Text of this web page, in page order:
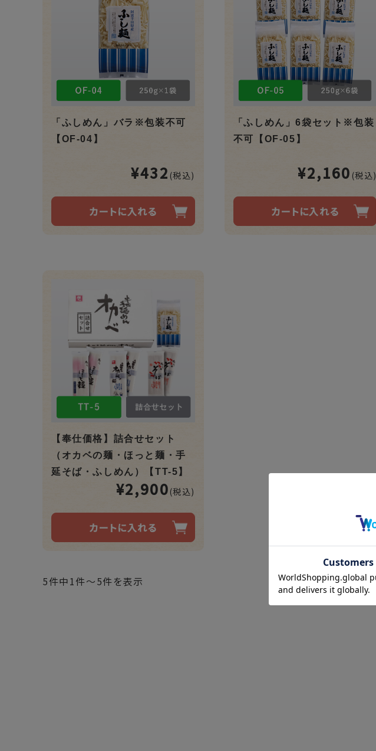
「ふしめん」バラ※包装不可
【OF-04】
¥432 (税込)
カートに入れる
「ふしめん」6袋セット※包装
不可【OF-05】
¥2,160 (税込)
カートに入れる
【奉仕価格】詰合せセット
（オカベの麺・ほっと麺・手
延そば・ふしめん）【TT-5】
¥2,900 (税込)
カートに入れる
5件中1件～5件を表示